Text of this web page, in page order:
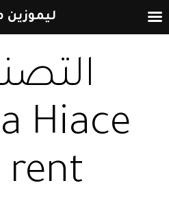
إلى
Hiace
rent